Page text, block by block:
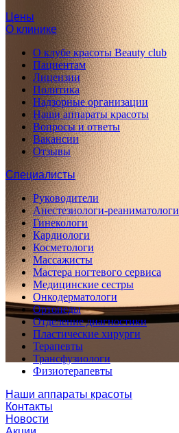
Цены
О клинике
О клубе красоты Beauty club
Пациентам
Лицензии
Политика
Надзорные организации
Наши аппараты красоты
Вопросы и ответы
Вакансии
Отзывы
Специалисты
Руководители
Анестезиологи-реаниматологи
Гинекологи
Кардиологи
Косметологи
Массажисты
Мастера ногтевого сервиса
Медицинские сестры
Онкодерматологи
Ортопеды
Отделение диагностики
Пластические хирурги
Терапевты
Трансфузиологи
Физиотерапевты
Наши аппараты красоты
Контакты
Новости